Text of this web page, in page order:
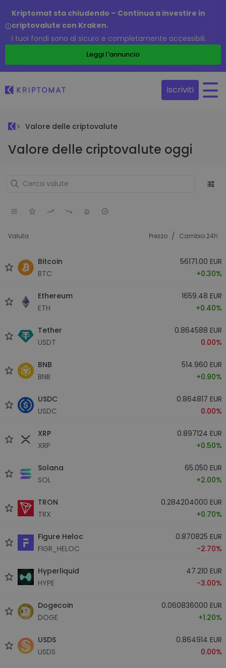
Kriptomat sta chiudendo – Continua a investire in
criptovalute con Kraken.
I tuoi fondi sono al sicuro e completamente accessibili.
Leggi l'annuncio
Iscriviti
Valore delle criptovalute
Valore delle criptovalute oggi
Valuta Prezzo / Cambio 24h
Bitcoin
BTC
56171.00 EUR
+0.30%
Ethereum
ETH
1659.48 EUR
+0.40%
Tether
USDT
0.864588 EUR
0.00%
BNB
BNB
514.960 EUR
+0.90%
USDC
USDC
0.864817 EUR
0.00%
XRP
XRP
0.897124 EUR
+0.50%
Solana
SOL
65.050 EUR
+2.00%
TRON
TRX
0.284204000 EUR
+0.70%
Figure Heloc
FIGR_HELOC
0.870825 EUR
-2.70%
Hyperliquid
HYPE
47.210 EUR
-3.00%
Dogecoin
DOGE
0.060836000 EUR
+1.20%
USDS
USDS
0.864914 EUR
0.00%